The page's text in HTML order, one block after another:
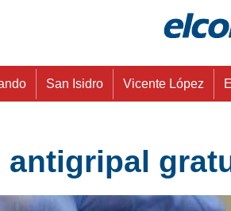
San Isidro Vicente López
antigripal